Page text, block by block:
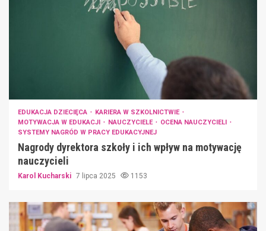
EDUKACJA DZIECIĘCA
KARIERA W SZKOLNICTWIE
MOTYWACJA W EDUKACJI
NAUCZYCIELE
OCENA NAUCZYCIELI
SYSTEMY NAGRÓD W PRACY EDUKACYJNEJ
Nagrody dyrektora szkoły i ich wpływ na motywację
nauczycieli
Karol Kucharski 7 lipca 2025 1153